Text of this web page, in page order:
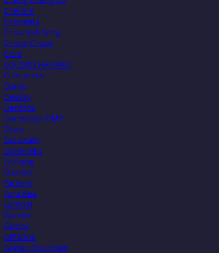
Cheraim
Chomnita
Chua Hah Seng
Chupa Chups
Citra
COCORO HANAKO
Cute press
Darlie
Deesay
Dentiste
Dermapon DMP
Dnee
Doi kham
Dokbuaku
Dr.Pong
Eucerin
Farbera
Fora Bee
Gambol
Garnier
Gatsby
Giffarine
Golden Mountain